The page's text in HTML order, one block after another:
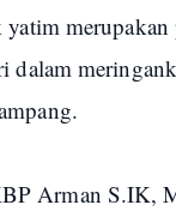
Arman S.IK,